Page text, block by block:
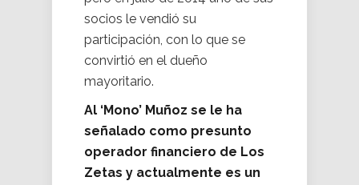
socios le vendió su
participación, con lo que se
convirtió en el dueño
mayoritario.
Al ‘Mono’ Muñoz se le ha
señalado como presunto
operador financiero de Los
Zetas y actualmente es un